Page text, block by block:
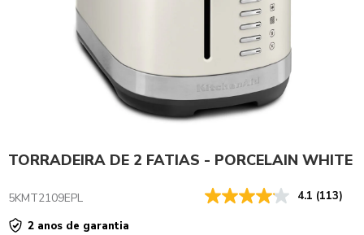
TORRADEIRA DE 2 FATIAS - PORCELAIN WHITE
5KMT2109EPL 4.1 (113)
2 anos de garantia